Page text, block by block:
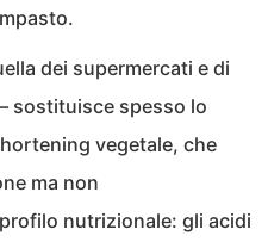
dei supermercati e di
sostituisce spesso lo
vegetale, che
ma non
nutrizionale: gli acidi